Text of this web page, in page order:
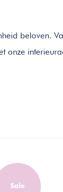
beloven.
onze
Sale